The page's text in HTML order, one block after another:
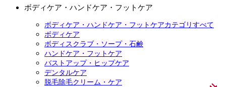
ボディケア・ハンドケア・フットケア
ボディケア・ハンドケア・フットケアカテゴリすべて
ボディケア
ボディスクラブ・ソープ・石鹸
ハンドケア・フットケア
バストアップ・ヒップケア
デンタルケア
脱毛除毛クリーム・ケア